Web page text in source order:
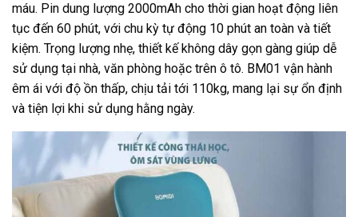
máu. Pin dung lượng 2000mAh cho thời gian hoạt động liên
tục đến 60 phút, với chu kỳ tự động 10 phút an toàn và tiết
kiệm. Trọng lượng nhẹ, thiết kế không dây gọn gàng giúp dễ
sử dụng tại nhà, văn phòng hoặc trên ô tô. BM01 vận hành
êm ái với độ ồn thấp, chịu tải tới 110kg, mang lại sự ổn định
và tiện lợi khi sử dụng hằng ngày.